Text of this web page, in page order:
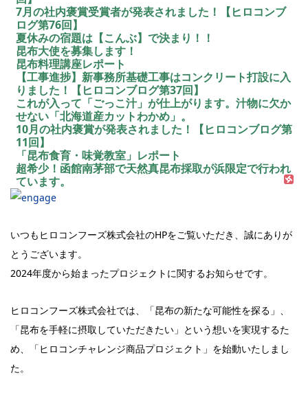
7月の社内褒賞受賞者が発表されました！【ヒロコンブ
ログ第76回】
夏休みの宿題は【こんぶ】で決まり！！
昆布大使を募集します！
昆布料理講座レポート
【工事進捗】新事務所基礎工事はコンクリート打設に入
りました！【ヒロコンブログ第37回】
これが入って「ごっこ汁」が仕上がります。汁物に欠か
せない「北海道産カットわかめ」。
10月の社内褒賞が発表されました！【ヒロコンブログ第
11回】
「昆布食育・味覚教室」レポート
超希少！函館南茅部で天然真昆布採取が浜限定で行われ
ています。
いつもヒロコンフーズ株式会社のHPをご覧いただき、誠にありが
とうございます。
2024年度から始まったプロジェクトに関するお知らせです。
ヒロコンフーズ株式会社では、「昆布の新たな可能性を探る」、
「昆布を手軽に摂取していただきたい」という想いを実現するた
め、「ヒロコンチャレンジ商品プロジェクト」を始動いたしまし
た。